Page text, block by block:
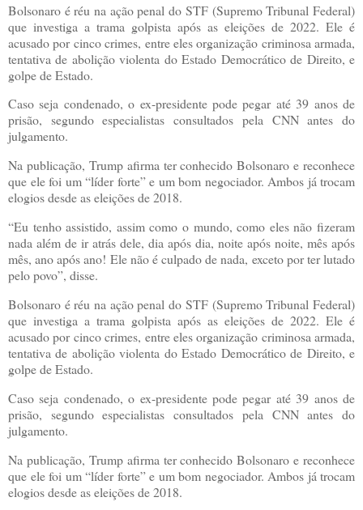
Bolsonaro é réu na ação penal do STF (Supremo Tribunal Federal)
que investiga a trama golpista após as eleições de 2022. Ele é
acusado por cinco crimes, entre eles organização criminosa armada,
tentativa de abolição violenta do Estado Democrático de Direito, e
golpe de Estado.
Caso seja condenado, o ex-presidente pode pegar até 39 anos de
prisão, segundo especialistas consultados pela CNN antes do
julgamento.
Na publicação, Trump afirma ter conhecido Bolsonaro e reconhece
que ele foi um “líder forte” e um bom negociador. Ambos já trocam
elogios desde as eleições de 2018.
“Eu tenho assistido, assim como o mundo, como eles não fizeram
nada além de ir atrás dele, dia após dia, noite após noite, mês após
mês, ano após ano! Ele não é culpado de nada, exceto por ter lutado
pelo povo”, disse.
Bolsonaro é réu na ação penal do STF (Supremo Tribunal Federal)
que investiga a trama golpista após as eleições de 2022. Ele é
acusado por cinco crimes, entre eles organização criminosa armada,
tentativa de abolição violenta do Estado Democrático de Direito, e
golpe de Estado.
Caso seja condenado, o ex-presidente pode pegar até 39 anos de
prisão, segundo especialistas consultados pela CNN antes do
julgamento.
Na publicação, Trump afirma ter conhecido Bolsonaro e reconhece
que ele foi um “líder forte” e um bom negociador. Ambos já trocam
elogios desde as eleições de 2018.